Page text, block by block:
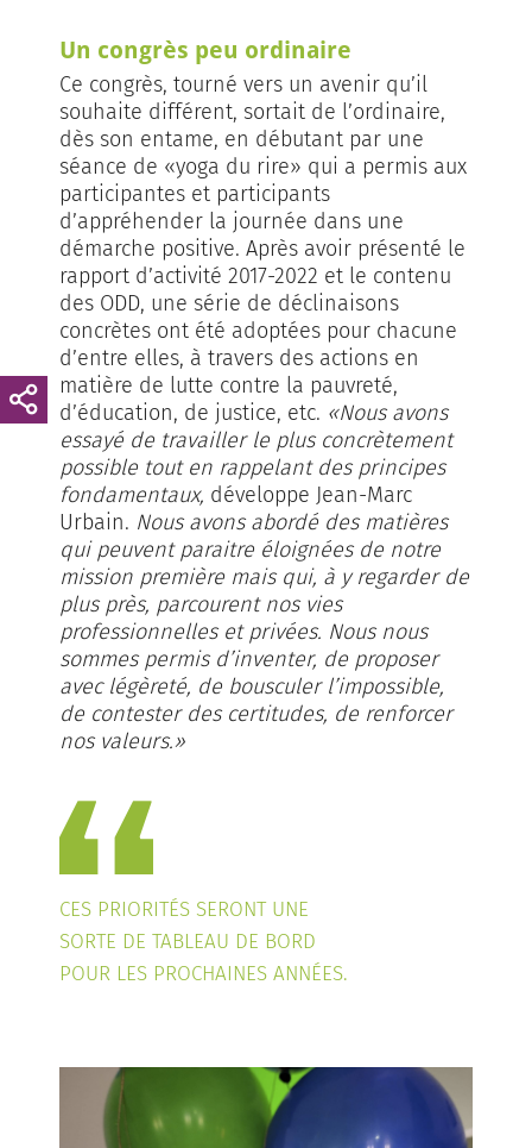
Un congrès peu ordinaire
Ce congrès, tourné vers un avenir qu’il
souhaite différent, sortait de l’ordinaire,
dès son entame, en débutant par une
séance de «yoga du rire» qui a permis aux
participantes et participants
d’appréhender la journée dans une
démarche positive. Après avoir présenté le
rapport d’activité 2017-2022 et le contenu
des ODD, une série de déclinaisons
concrètes ont été adoptées pour chacune
d’entre elles, à travers des actions en
matière de lutte contre la pauvreté,
d’éducation, de justice, etc. «Nous avons
essayé de travailler le plus concrètement
possible tout en rappelant des principes
fondamentaux, développe Jean-Marc
Urbain. Nous avons abordé des matières
qui peuvent paraitre éloignées de notre
mission première mais qui, à y regarder de
plus près, parcourent nos vies
professionnelles et privées. Nous nous
sommes permis d’inventer, de proposer
avec légèreté, de bousculer l’impossible,
de contester des certitudes, de renforcer
nos valeurs.»
CES PRIORITÉS SERONT UNE
SORTE DE TABLEAU DE BORD
POUR LES PROCHAINES ANNÉES.